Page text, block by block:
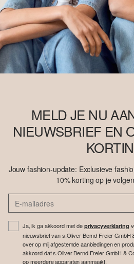
MELD JE NU
NIEUWSBRIEF EN
Jouw fashion-update: Exclusieve
10% korting op je
Ja, ik ga akkoord met de privacyverklaring
nieuwsbrief van s.Oliver Bernd Freier GmbH
over op mij afgestemde aanbiedingen en
akkoord dat s.Oliver Bernd Freier GmbH &
op meerdere apparaten aanmaakt.